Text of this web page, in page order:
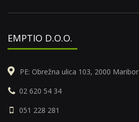
EMPTIO D.O.O.
PE: Obrežna ulica 103, 2000 Maribor
02 620 54 34
051 228 281